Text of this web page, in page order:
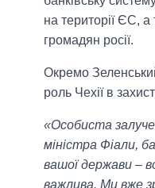
на території ЄС,
громадян росії.
Окремо
роль Чехії в
«Особиста
міністра Фіали,
вашої держави –
важлива. Ми вже